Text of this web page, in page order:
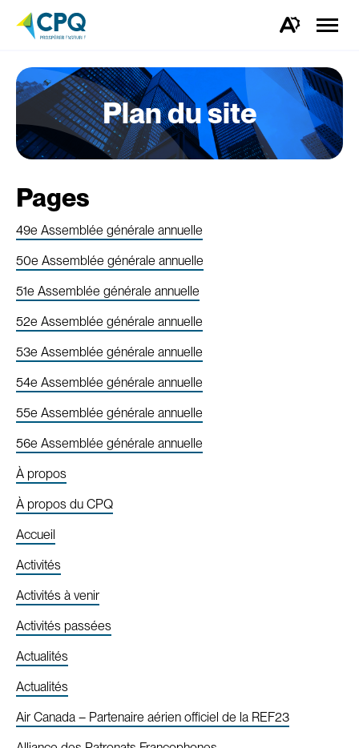
Ouvrez
d'outils
d'accessibilité.
la
Plan du site
Pages
49e Assemblée générale annuelle
50e Assemblée générale annuelle
51e Assemblée générale annuelle
52e Assemblée générale annuelle
53e Assemblée générale annuelle
54e Assemblée générale annuelle
55e Assemblée générale annuelle
56e Assemblée générale annuelle
À propos
À propos du CPQ
Accueil
Activités
Activités à venir
Activités passées
Actualités
Actualités
Air Canada – Partenaire aérien officiel de la REF23